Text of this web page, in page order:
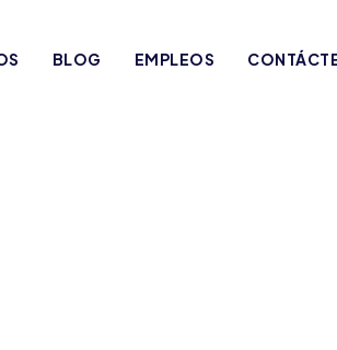
BLOG EMPLEOS